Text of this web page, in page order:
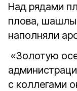
Над рядами
плова,
наполняли
«Золотую
с коллегами